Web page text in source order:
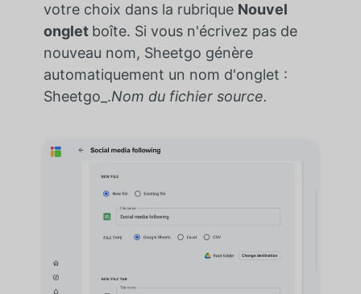
votre choix dans la rubrique Nouvel
onglet boîte. Si vous n'écrivez pas de
nouveau nom, Sheetgo génère
automatiquement un nom d'onglet :
Sheetgo_.Nom du fichier source.